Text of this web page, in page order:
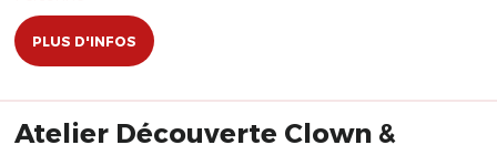
PLUS D'INFOS
Atelier Découverte Clown &